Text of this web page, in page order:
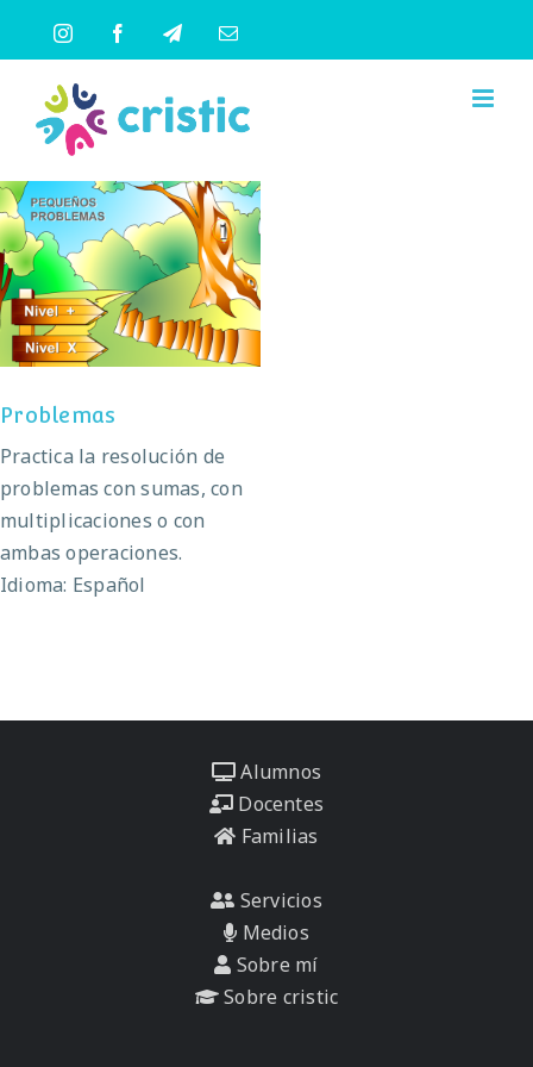
contenido
InstagramFacebookTelegramCorreo
Problemas
Problemas
Practica la resolución de
problemas con sumas, con
multiplicaciones o con
ambas operaciones.
Idioma: Español
Alumnos
Docentes
Familias
Servicios
Medios
Sobre mí
Sobre cristic